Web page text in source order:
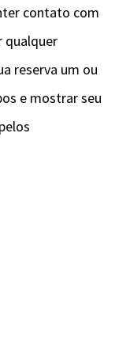
contato com
qualquer
reserva um ou
e mostrar seu